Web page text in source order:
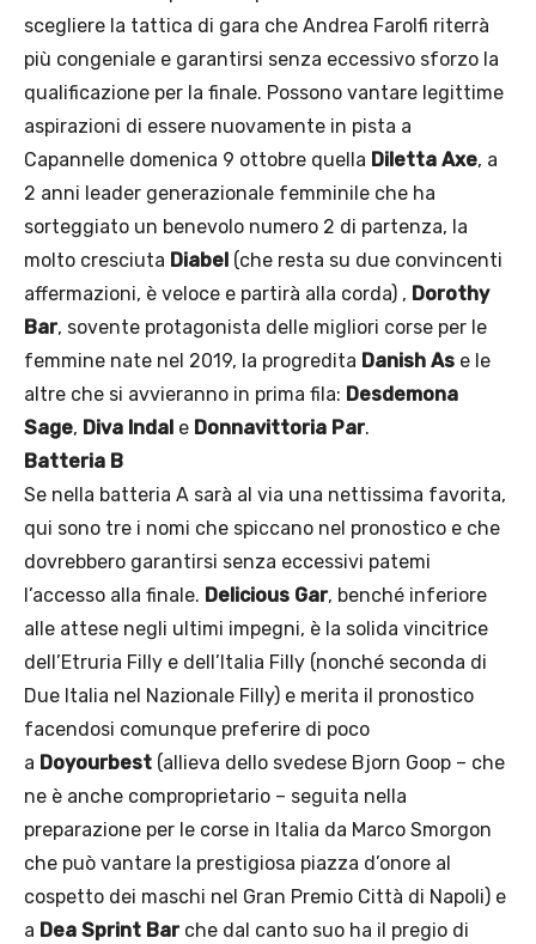
scegliere la tattica di gara che Andrea Farolfi riterrà
più congeniale e garantirsi senza eccessivo sforzo la
qualificazione per la finale. Possono vantare legittime
aspirazioni di essere nuovamente in pista a
Capannelle domenica 9 ottobre quella Diletta Axe, a
2 anni leader generazionale femminile che ha
sorteggiato un benevolo numero 2 di partenza, la
molto cresciuta Diabel (che resta su due convincenti
affermazioni, è veloce e partirà alla corda) , Dorothy
Bar, sovente protagonista delle migliori corse per le
femmine nate nel 2019, la progredita Danish As e le
altre che si avvieranno in prima fila: Desdemona
Sage, Diva Indal e Donnavittoria Par.
Batteria B
Se nella batteria A sarà al via una nettissima favorita,
qui sono tre i nomi che spiccano nel pronostico e che
dovrebbero garantirsi senza eccessivi patemi
l’accesso alla finale. Delicious Gar, benché inferiore
alle attese negli ultimi impegni, è la solida vincitrice
dell’Etruria Filly e dell’Italia Filly (nonché seconda di
Due Italia nel Nazionale Filly) e merita il pronostico
facendosi comunque preferire di poco
a Doyourbest (allieva dello svedese Bjorn Goop – che
ne è anche comproprietario – seguita nella
preparazione per le corse in Italia da Marco Smorgon
che può vantare la prestigiosa piazza d’onore al
cospetto dei maschi nel Gran Premio Città di Napoli) e
a Dea Sprint Barche dal canto suo ha il pregio di